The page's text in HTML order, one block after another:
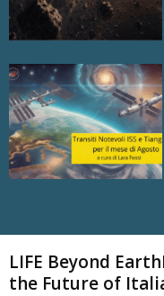
LIFE Beyond
the Future of